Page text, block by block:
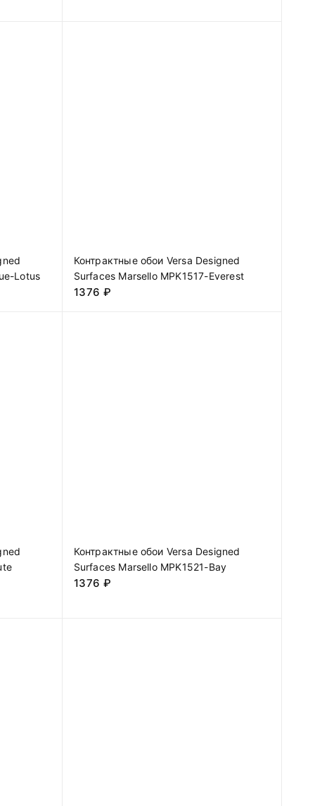
Lotus
Контрактные обои Versa Designed
Surfaces Marsello MPK1517-Everest
1376 ₽
Контрактные обои Versa Designed
Surfaces Marsello MPK1521-Bay
1376 ₽